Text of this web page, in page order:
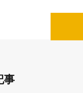
俳優・アーティストと
ビジュアルに込められて
事